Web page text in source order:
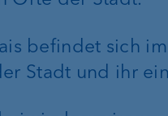
befindet sich
Stadt und ihr